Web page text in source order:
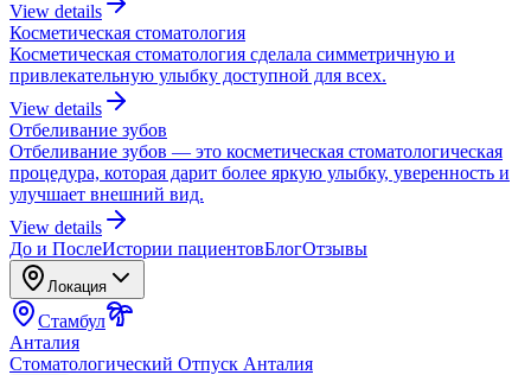
View details
Косметическая стоматология
Косметическая стоматология сделала симметричную и
привлекательную улыбку доступной для всех.
View details
Отбеливание зубов
Отбеливание зубов — это косметическая стоматологическая
процедура, которая дарит более яркую улыбку, уверенность и
улучшает внешний вид.
View details
До и ПослеИстории пациентовБлогОтзывы
Локация
Стамбул
Анталия
Стоматологический Отпуск Анталия